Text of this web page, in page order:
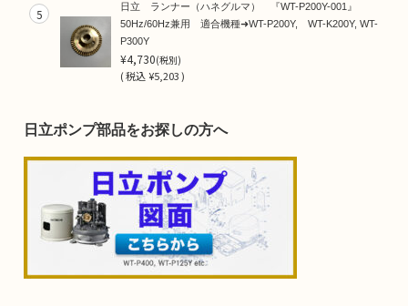
5
日立 ランナー（ハネグルマ） 『WT-P200Y-001』
50Hz/60Hz兼用 適合機種➜WT-P200Y, WT-K200Y, WT-
P300Y
¥4,730(税別)
(税込¥5,203 )
日立ポンプ部品をお探しの方へ